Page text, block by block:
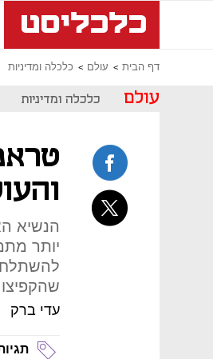
דף הבית עולם כלכלה ומדיניות
עולם כלכלה ומדיניות
הנשיא
יותר
עדי ברק